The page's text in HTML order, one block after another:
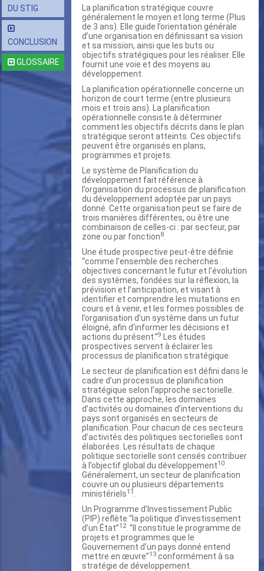
DU STIG
CONCLUSION
GLOSSAIRE
La planification stratégique couvre
généralement le moyen et long terme (Plus
de 3 ans). Elle guide l’orientation générale
d’une organisation en définissant sa vision
et sa mission, ainsi que les buts ou
objectifs stratégiques pour les réaliser. Elle
fournit une voie et des moyens au
développement.
La planification opérationnelle concerne un
horizon de court terme (entre plusieurs
mois et trois ans). La planification
opérationnelle consiste à déterminer
comment les objectifs décrits dans le plan
stratégique seront atteints. Ces objectifs
peuvent être organisés en plans,
programmes et projets.
Le système de Planification du
développement fait référence à
l’organisation du processus de planification
du développement adoptée par un pays
donné. Cette organisation peut se faire de
trois manières différentes, ou être une
combinaison de celles-ci : par secteur, par
zone ou par fonction8
Une étude prospective peut-être définie
“comme l’ensemble des recherches
objectives concernant le futur et l’évolution
des systèmes, fondées sur la réflexion, la
prévision et l’anticipation, et visant à
identifier et comprendre les mutations en
cours et à venir, et les formes possibles de
l’organisation d’un système dans un futur
éloigné, afin d’informer les décisions et
actions du présent.’’9
Les études
prospectives servent à éclairer les
processus de planification stratégique.
Le secteur de planification est défini dans le
cadre d’un processus de planification
stratégique selon l’approche sectorielle.
Dans cette approche, les domaines
d’activités ou domaines d’interventions du
pays sont organisés en secteurs de
planification. Pour chacun de ces secteurs
d’activités des politiques sectorielles sont
élaborées. Les résultats de chaque
politique sectorielle sont censés contribuer
à l’objectif global du développement10
Généralement, un secteur de planification
couvre un ou plusieurs départements
ministériels11
Un Programme d’Investissement Public
(PIP) reflète “la politique d’investissement
d’un État”12. “Il constitue le programme de
projets et programmes que le
Gouvernement d’un pays donné entend
mettre en œuvre”13 conformément à sa
stratégie de développement.